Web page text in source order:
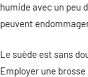
humide avec un peu
peuvent
Le suède est sans
Employer une